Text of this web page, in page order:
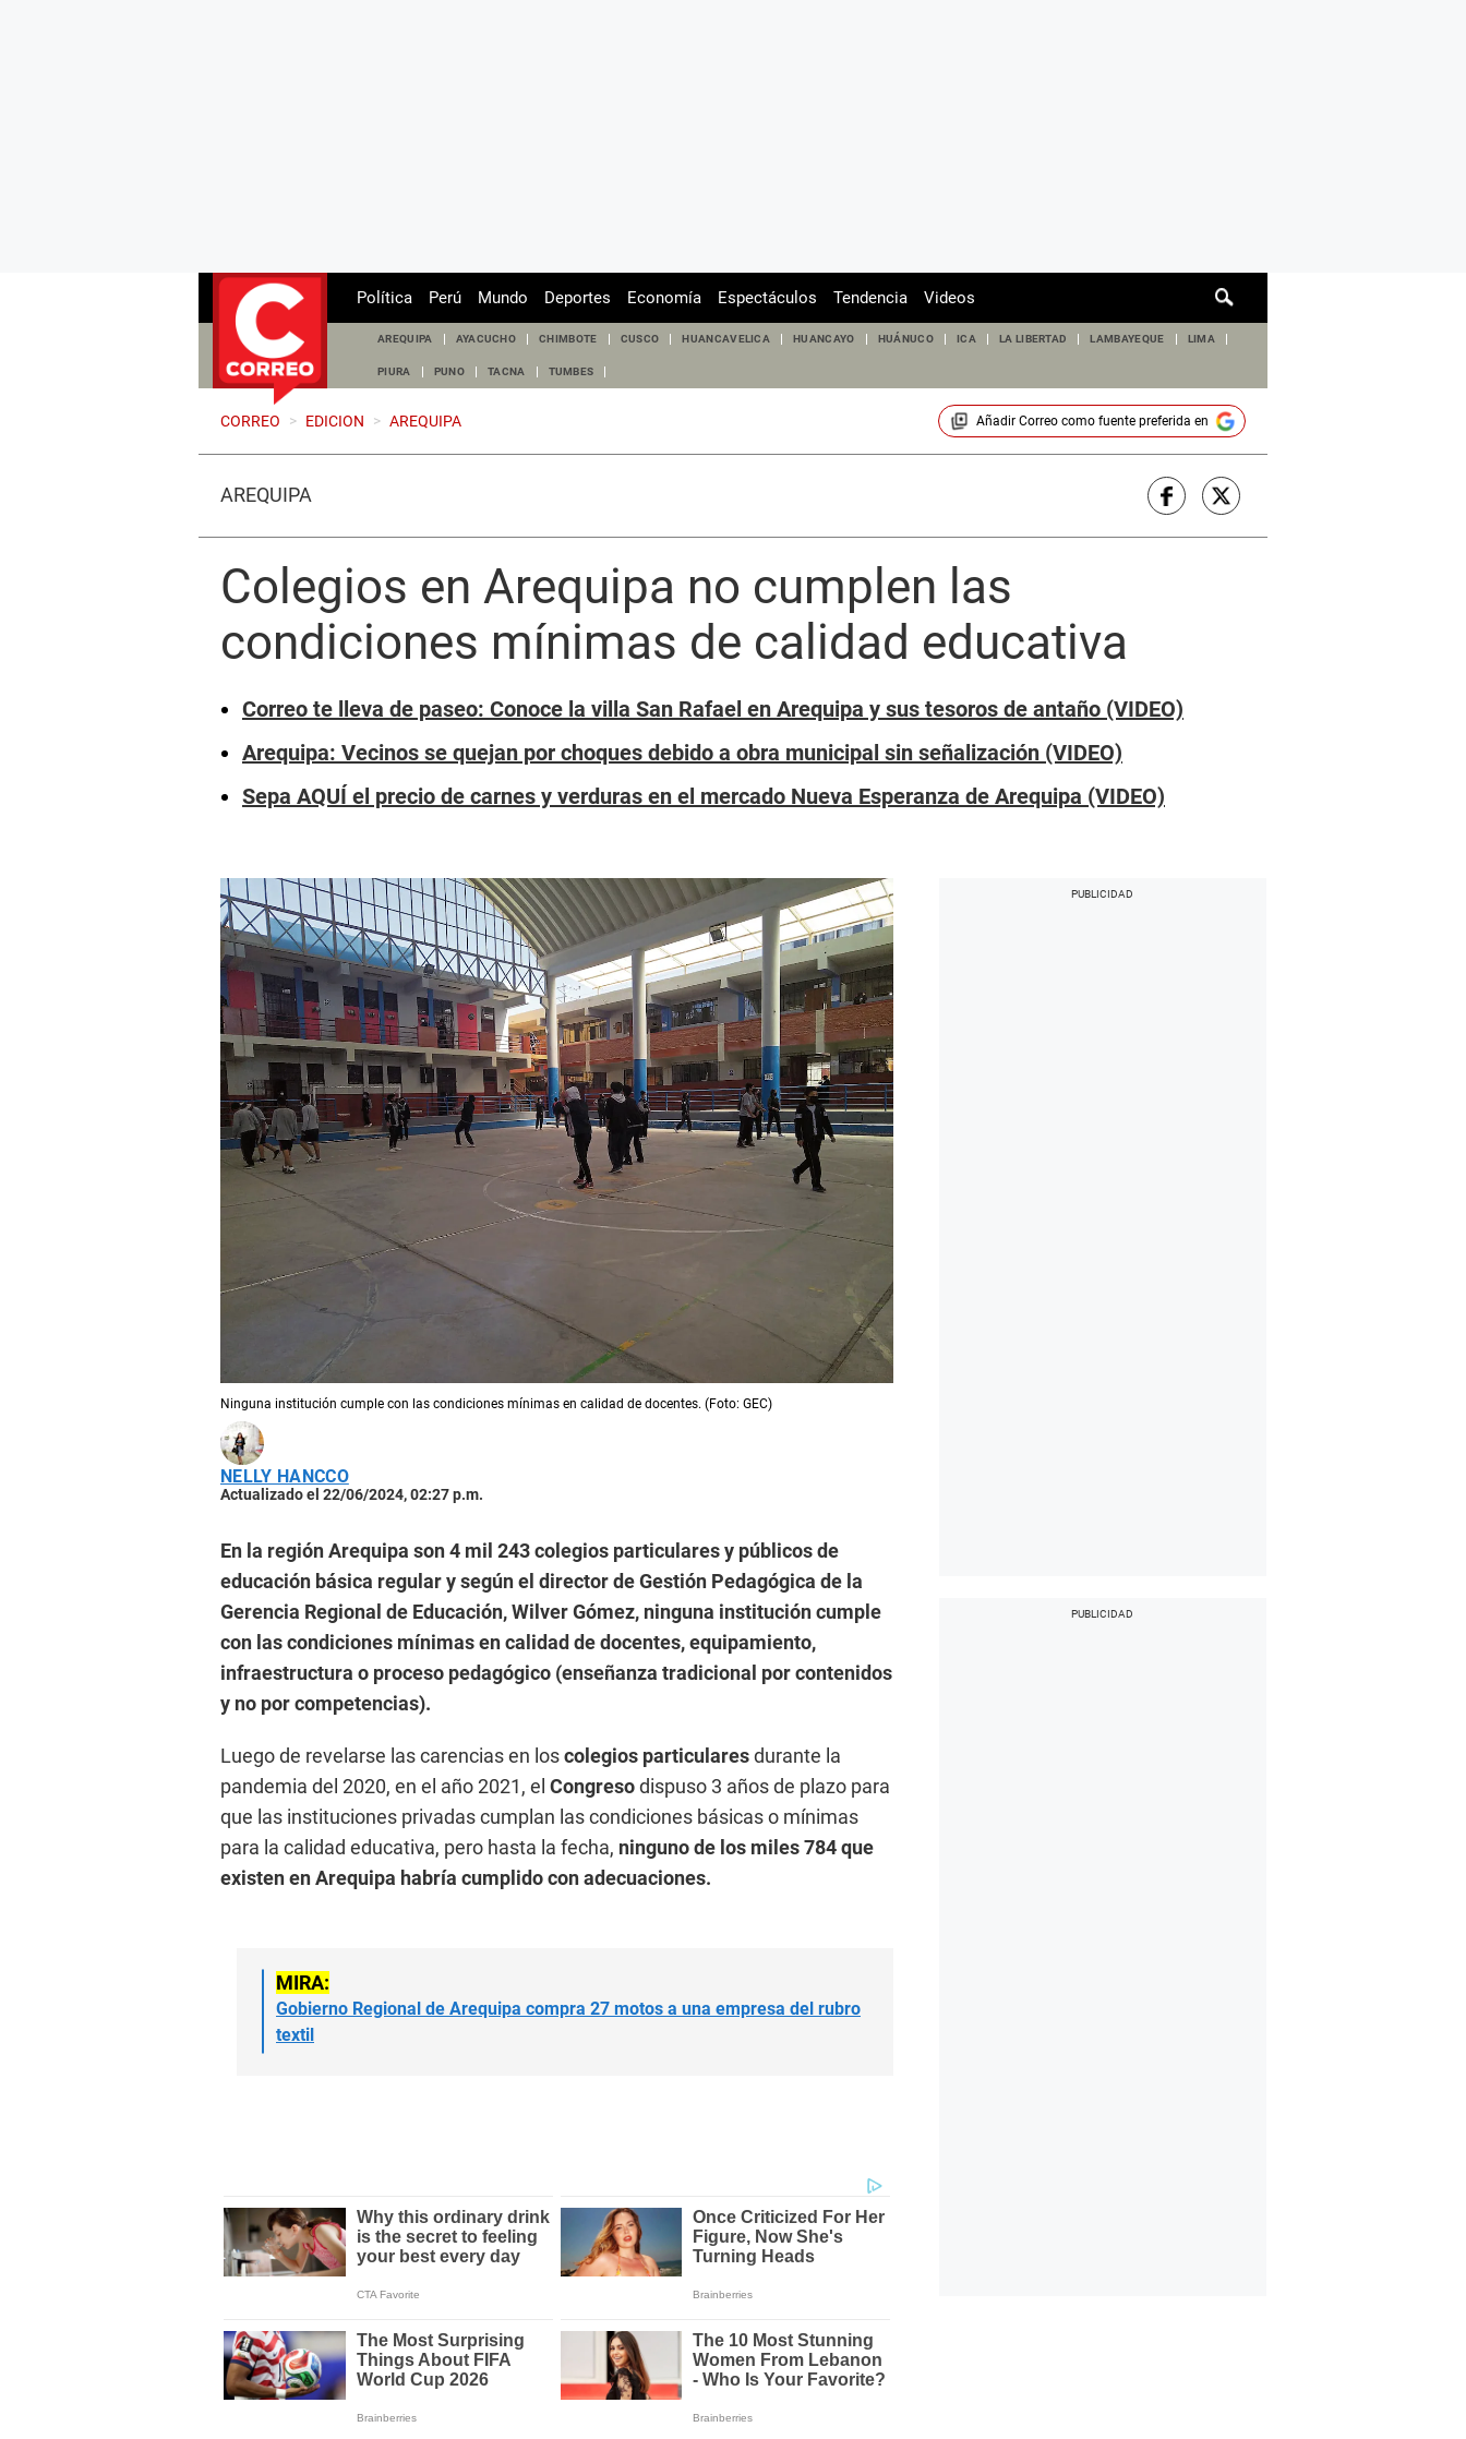
de
Política Perú Mundo Deportes Economía Espectáculos Tendencia Videos
AREQUIPA AYACUCHO CHIMBOTE CUSCO HUANCAVELICA HUANCAYO HUÁNUCO ICA LA LIBERTAD LAMBAYEQUE LIMA
PIURA PUNO TACNA TUMBES
CORREO > EDICION > AREQUIPA Añadir Correocomo fuente preferida en
AREQUIPA
Colegios en Arequipa no cumplen las
condiciones mínimas de calidad educativa
Correo te lleva de paseo: Conoce la villa San Rafael en Arequipa y sus tesoros de antaño (VIDEO)
Arequipa: Vecinos se quejan por choques debido a obra municipal sin señalización (VIDEO)
Sepa AQUÍ el precio de carnes y verduras en el mercado Nueva Esperanza de Arequipa (VIDEO)
Ninguna institución cumple con las condiciones mínimas en calidad de docentes. (Foto: GEC)
NELLY HANCCO
Actualizado el 22/06/2024, 02:27 p.m.
En la región Arequipa son 4 mil 243 colegios particulares y públicos de
educación básica regular y según el director de Gestión Pedagógica de la
Gerencia Regional de Educación, Wilver Gómez, ninguna institución cumple
con las condiciones mínimas en calidad de docentes, equipamiento,
infraestructura o proceso pedagógico (enseñanza tradicional por contenidos
y no por competencias).
Luego de revelarse las carencias en loscolegios particularesdurante la
pandemia del 2020, en el año 2021, el Congresodispuso 3 años de plazo para
que las instituciones privadas cumplan las condiciones básicas o mínimas
para la calidad educativa, pero hasta la fecha, ninguno de los miles 784 que
existen en Arequipa habría cumplido con adecuaciones.
MIRA:
Gobierno Regional de Arequipa compra 27 motos a una empresa del rubro
textil